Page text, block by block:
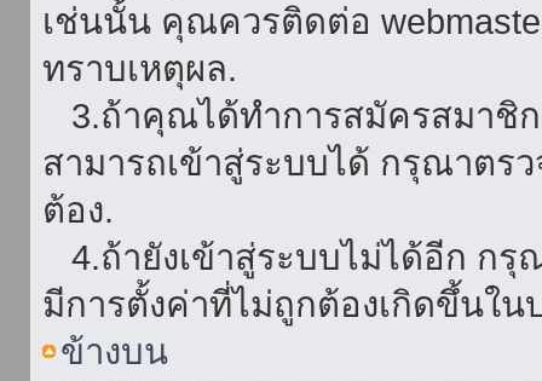
เช่นนั้น คุณควรติดต่อ
ทราบเหตุผล.
3.ถ้าคุณได้ทำการสมัครสมาชิ
สามารถเข้าสู่ระบบได้ กรุณาตร
ต้อง.
4.ถ้ายังเข้าสู่ระบบไม่ได้อีก กรุ
มีการตั้งค่าที่ไม่ถูกต้องเกิดขึ้นใน
ข้างบน